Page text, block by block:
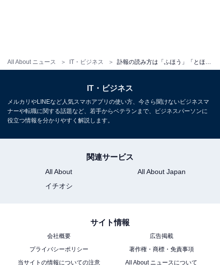
All About ニュース IT・ビジネス
な場面で誤った言葉遣いをしてしまわないよう気を付け
関連記事：
悲報（ひほう）とは？ 訃報との違いや使い方、類語・言
こちらもおすすめ
「世論」の読み方は「よろん」「せろん」どっ
IT・ビジネス
メルカリやLINEなど人気スマホアプリの使い方、今さら聞けないビジネスマ
ナーや転職に関する話題など、若手からベテランまで、ビジネスパーソンに
役立つ情報を分かりやすく解説します。
関連サービス
All About
All About Japan
イチオシ
サイト情報
会社概要
広告掲載
プライバシーポリシー
著作権・商標・免責事項
当サイトの情報についての注意
All About ニュースについて